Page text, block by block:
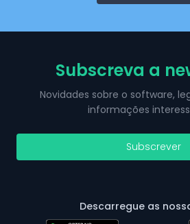
Subscreva a
Novidades sobre o software,
informações
Subscrever
Descarregue as